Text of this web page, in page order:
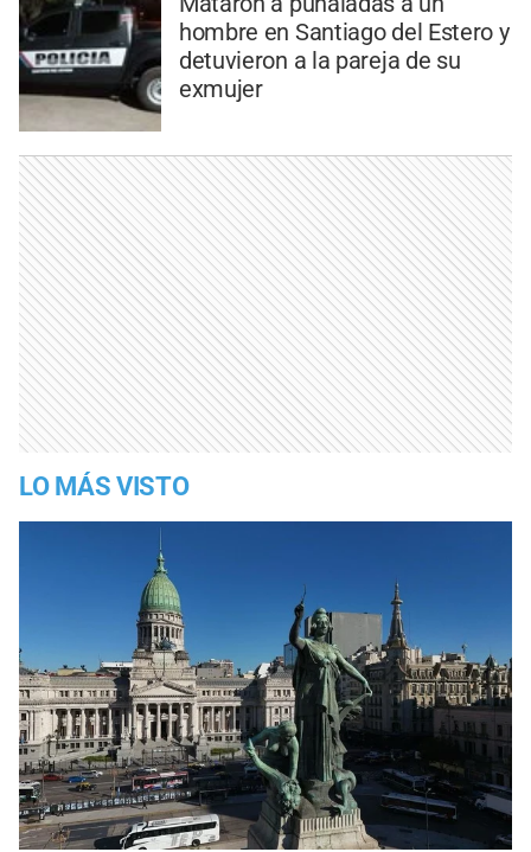
hombre en Santiago del Estero y
detuvieron a la pareja de su
exmujer
LO MÁS VISTO